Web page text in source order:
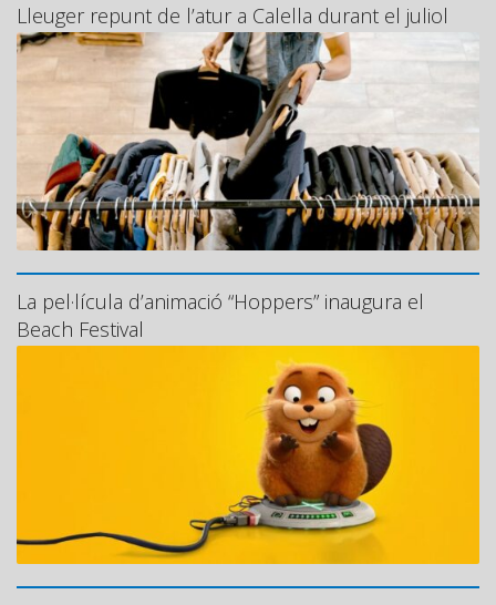
Lleuger repunt de l’atur a Calella durant el juliol
La pel·lícula d’animació “Hoppers” inaugura el
Beach Festival